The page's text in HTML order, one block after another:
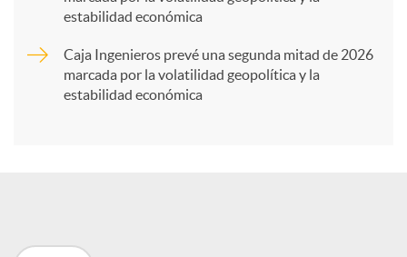
n
estabilidad económica
Caja Ingenieros prevé una segunda mitad de 2026
marcada por la volatilidad geopolítica y la
estabilidad económica